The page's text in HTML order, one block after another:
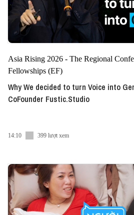
Asia Rising 2026 - The Regional
Fellowships (EF)
Why We decided to turn Voice into
CoFounder Fustic.Studio
14:10 399 lượt xem